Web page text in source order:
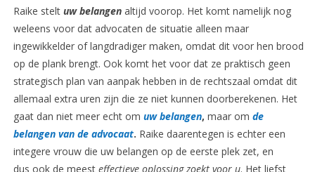
Raike stelt uw belangenaltijd voorop. Het komt namelijk nog
weleens voor dat advocaten de situatie alleen maar
ingewikkelder of langdradiger maken, omdat dit voor hen brood
op de plank brengt. Ook komt het voor dat ze praktisch geen
strategisch plan van aanpak hebben in de rechtszaal omdat dit
allemaal extra uren zijn die ze niet kunnen doorberekenen. Het
gaat dan niet meer echt om uw belangen, maar om de
belangen van de advocaat. Raike daarentegen is echter een
integere vrouw die uw belangen op de eerste plek zet, en
dus ook de meest effectieve oplossing zoekt voor u. Het liefst